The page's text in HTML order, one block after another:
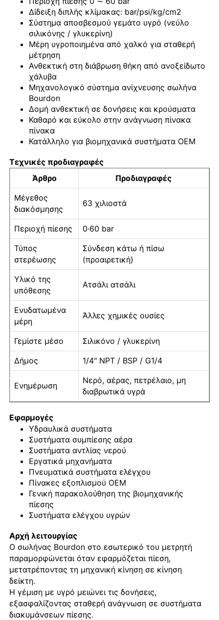
μέτρο πίεσης γεμάτο υγρό
Ηλεκτρικό μετρητή πίεσης επαφής
Κιτ δοκιμής πίεσης
μετρητής πίεσης σε ξηρό
Ψηφιακό μανόμετρο
Βοηθητικός μετρητής πίεσης
Λάμψη στο σκοτεινό μετρητή πίεσης
Τύποι μετρητών πίεσης
Δίδειξη διπλής κλίμακας: bar/psi/kg/cm2
Σύστημα αποσβεσμού γεμάτο υγρό (νεύλο
σιλικόνης / γλυκερίνη)
Μέρη υγροποιημένα από χαλκό για σταθερή
μέτρηση
Ανθεκτική στη διάβρωση θήκη από ανοξείδωτο
χάλυβα
Μηχανολογικό σύστημα ανίχνευσης σωλήνα
Bourdon
Δομή ανθεκτική σε δονήσεις και κρούσματα
Καθαρό και εύκολο στην ανάγνωση πίνακα
πίνακα
Κατάλληλο για βιομηχανικά συστήματα OEM
Τεχνικές προδιαγραφές
Άρθρο
Προδιαγραφές
Μέγεθος
διακόσμησης
63 χιλιοστά
Περιοχή πίεσης
0·60 bar
Τύπος
στερέωσης
Σύνδεση κάτω ή πίσω
(προαιρετική)
Υλικό της
υπόθεσης
Ατσάλι ατσάλι
Ενυδατωμένα
μέρη
Άλλες χημικές ουσίες
Γεμίστε μέσο
Σιλικόνο / γλυκερίνη
Δήμος
1/4" NPT / BSP / G1/4
Ενημέρωση
Νερό, αέρας, πετρέλαιο, μη
διαβρωτικά υγρά
Εφαρμογές
Υδραυλικά συστήματα
Συστήματα συμπίεσης αέρα
Συστήματα αντλίας νερού
Εργατικά μηχανήματα
Πνευματικά συστήματα ελέγχου
Πίνακες εξοπλισμού OEM
Γενική παρακολούθηση της βιομηχανικής
πίεσης
Συστήματα ελέγχου υγρών
Αρχή λειτουργίας
Ο σωλήνας Bourdon στο εσωτερικό του μετρητή
παραμορφώνεται όταν εφαρμόζεται πίεση,
μετατρέποντας τη μηχανική κίνηση σε κίνηση
δείκτη.
Η γέμιση με υγρό μειώνει τις δονήσεις,
εξασφαλίζοντας σταθερή ανάγνωση σε συστήματα
διακυμάνσεων πίεσης.